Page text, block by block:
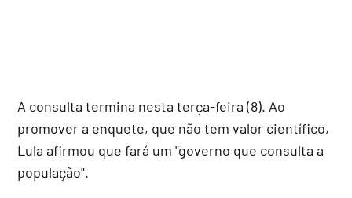
A consulta termina nesta terça-feira (8). Ao
promover a enquete, que não tem valor científico,
Lula afirmou que fará um "governo que consulta a
população".